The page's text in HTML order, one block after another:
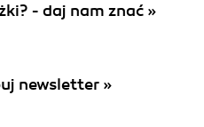
- daj nam znać »
newsletter »